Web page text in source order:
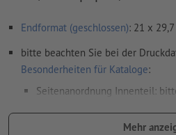
Endformat (geschlossen): 21 x
bitte beachten Sie bei der
Besonderheiten für Kataloge:
Seitenanordnung Innenteil:
Mehr